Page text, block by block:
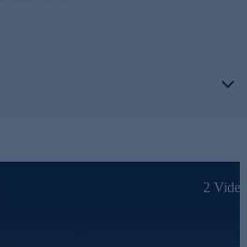
und Widerstandskraft
Wasserverlust reduzieren
2